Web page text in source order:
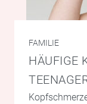
FAMILIE
HÄUFIGE